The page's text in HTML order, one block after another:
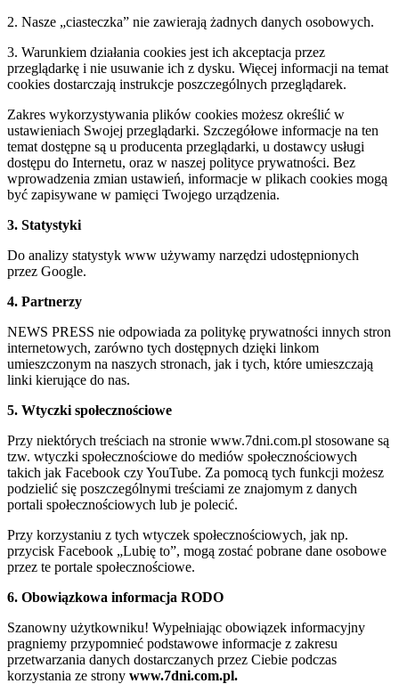
2. Nasze „ciasteczka” nie zawierają żadnych danych osobowych.
3. Warunkiem działania cookies jest ich akceptacja przez
przeglądarkę i nie usuwanie ich z dysku. Więcej informacji na temat
cookies dostarczają instrukcje poszczególnych przeglądarek.
Zakres wykorzystywania plików cookies możesz określić w
ustawieniach Swojej przeglądarki. Szczegółowe informacje na ten
temat dostępne są u producenta przeglądarki, u dostawcy usługi
dostępu do Internetu, oraz w naszej polityce prywatności. Bez
wprowadzenia zmian ustawień, informacje w plikach cookies mogą
być zapisywane w pamięci Twojego urządzenia.
3. Statystyki
Do analizy statystyk www używamy narzędzi udostępnionych
przez Google.
4. Partnerzy
NEWS PRESS nie odpowiada za politykę prywatności innych stron
internetowych, zarówno tych dostępnych dzięki linkom
umieszczonym na naszych stronach, jak i tych, które umieszczają
linki kierujące do nas.
5. Wtyczki społecznościowe
Przy niektórych treściach na stronie www.7dni.com.pl stosowane są
tzw. wtyczki społecznościowe do mediów społecznościowych
takich jak Facebook czy YouTube. Za pomocą tych funkcji możesz
podzielić się poszczególnymi treściami ze znajomym z danych
portali społecznościowych lub je polecić.
Przy korzystaniu z tych wtyczek społecznościowych, jak np.
przycisk Facebook „Lubię to”, mogą zostać pobrane dane osobowe
przez te portale społecznościowe.
6. Obowiązkowa informacja RODO
Szanowny użytkowniku! Wypełniając obowiązek informacyjny
pragniemy przypomnieć podstawowe informacje z zakresu
przetwarzania danych dostarczanych przez Ciebie podczas
korzystania ze strony www.7dni.com.pl.